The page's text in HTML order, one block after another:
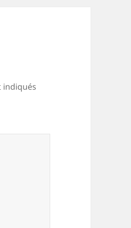
indiqués